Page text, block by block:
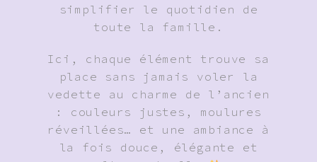
simplifier le quotidien de
toute la famille.
Ici, chaque élément trouve sa
place sans jamais voler la
vedette au charme de l’ancien
: couleurs justes, moulures
réveillées… et une ambiance à
la fois douce, élégante et